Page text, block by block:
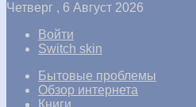
Четверг , 6 Август 2026
Войти
Switch skin
Бытовые проблемы
Обзор интернета
Книги